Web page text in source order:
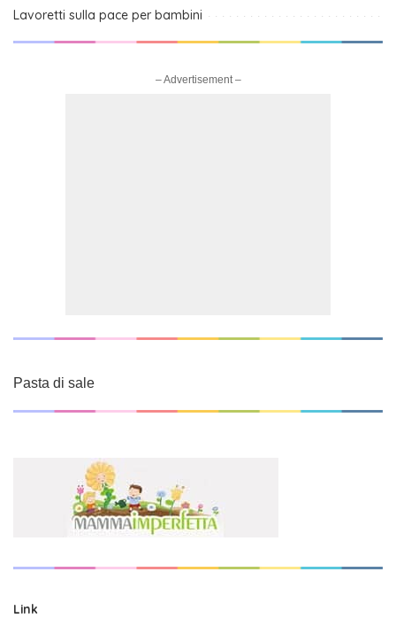
Lavoretti sulla pace per bambini
– Advertisement –
Pasta di sale
Link